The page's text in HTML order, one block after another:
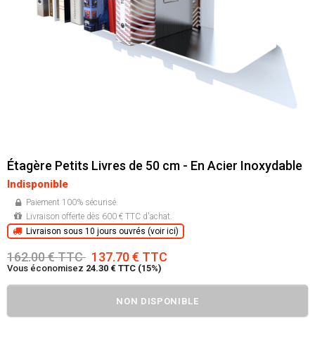
Étagère Petits Livres de 50 cm - En Acier Inoxydable
Indisponible
Paiement 100% sécurisé.
Livraison offerte dès 600 € TTC d'achat.
Livraison sous 10 jours ouvrés (voir ici)
162.00 € TTC 137.70 € TTC
Vous économisez 24.30 € TTC (15%)